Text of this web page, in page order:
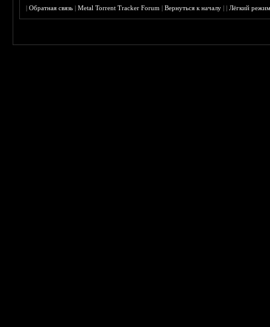
|Обратная связь |Metal Torrent Tracker Forum |Вернуться к началу ||Лёгкий